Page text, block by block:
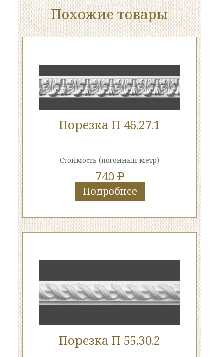
Похожие товары
Порезка П 46.27.1
Стоимость (погонный метр)
740P
Подробнее
Порезка П 55.30.2